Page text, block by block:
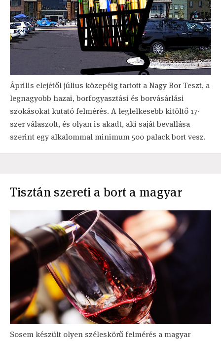
Április elejétől július közepéig tartott a Nagy Bor Teszt, a
legnagyobb hazai, borfogyasztási és borvásárlási
szokásokat kutató felmérés. A leglelkesebb kitöltő 17-
szer válaszolt, és olyan is akadt, aki saját bevallása
szerint egy alkalommal minimum 500 palack bort vesz.
Tisztán szereti a bort a magyar
Sosem készült olyen széleskörű felmérés a magyar